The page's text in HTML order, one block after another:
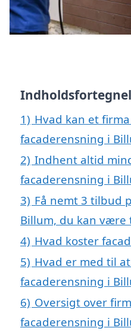
1) Hvad kan et
facaderensning i
2) Indhent altid
facaderensning i
3) Få nemt 3 tilbud
Billum, du kan være
4) Hvad koster
5) Hvad er med til
facaderensning i
6) Oversigt over
facaderensning i